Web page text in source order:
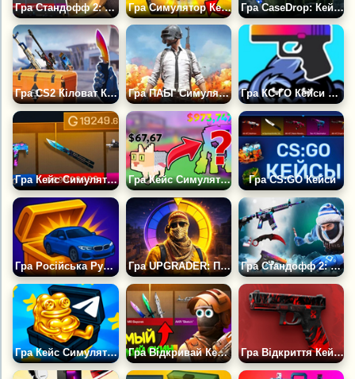
Гра Стандофф 2: Шутер і Кейси Гра Симулятор Кейсів PVZ Fusion Mode Гра CaseDrop: Кейси CS:GO
Гра CS2 Кіловат Кейс Гра ПАБГ Симулятор: Злом Кейсів Гра КС-ГО Кейси Симулятор
Гра Кейс Симулятор Станд 2: Кейси Гра Кейс Симулятор: Вкради Брейнрот Гра CS:GO Кейси
Гра Російська Рулетка Автопарк Гра UPGRADER: Покращуй Свій Інвентар Гра Стандофф 2: Симулятор Відкриття Кейсів і Боксів
Гра Кейс Симулятор: Подарунки ТГ Гра Відкривай Кейси 3D: Станд Бокс Гра Відкриття Кейсів Стандофф 2: Симулятор Кейсів